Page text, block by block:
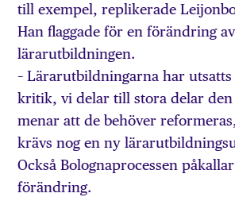
till exempel, replikerade
Han flaggade för en förändring av
lärarutbildningen.
– Lärarutbildningarna har
kritik, vi delar till stora delar
menar att de behöver
krävs nog en ny
Också Bolognaprocessen
förändring.